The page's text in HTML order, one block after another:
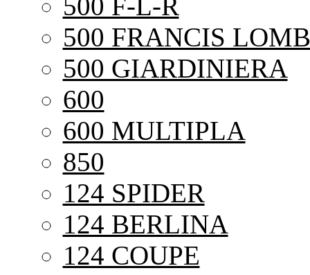
500 FRANCIS
500 GIARDINIERA
600
600 MULTIPLA
850
124 SPIDER
124 BERLINA
124 COUPE